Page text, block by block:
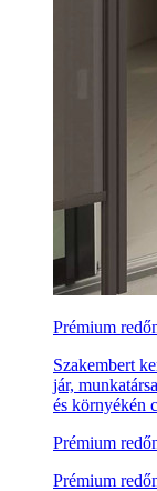
Prémium
Szakembert
jár,
és környékén
Prémium
Prémium